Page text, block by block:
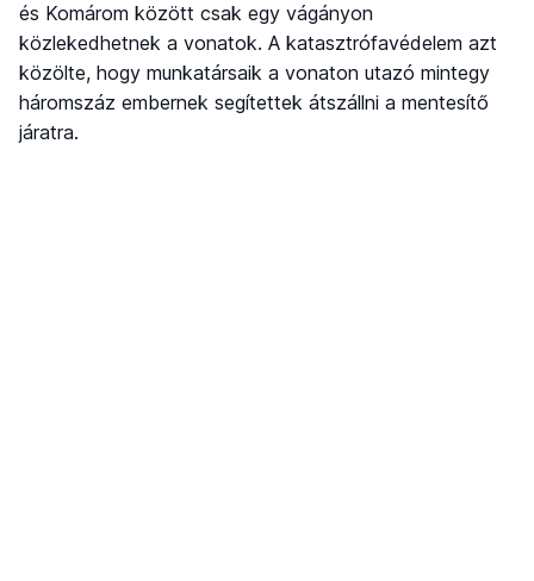
és Komárom között csak egy vágányon
közlekedhetnek a vonatok. A katasztrófavédelem azt
közölte, hogy munkatársaik a vonaton utazó mintegy
háromszáz embernek segítettek átszállni a mentesítő
járatra.